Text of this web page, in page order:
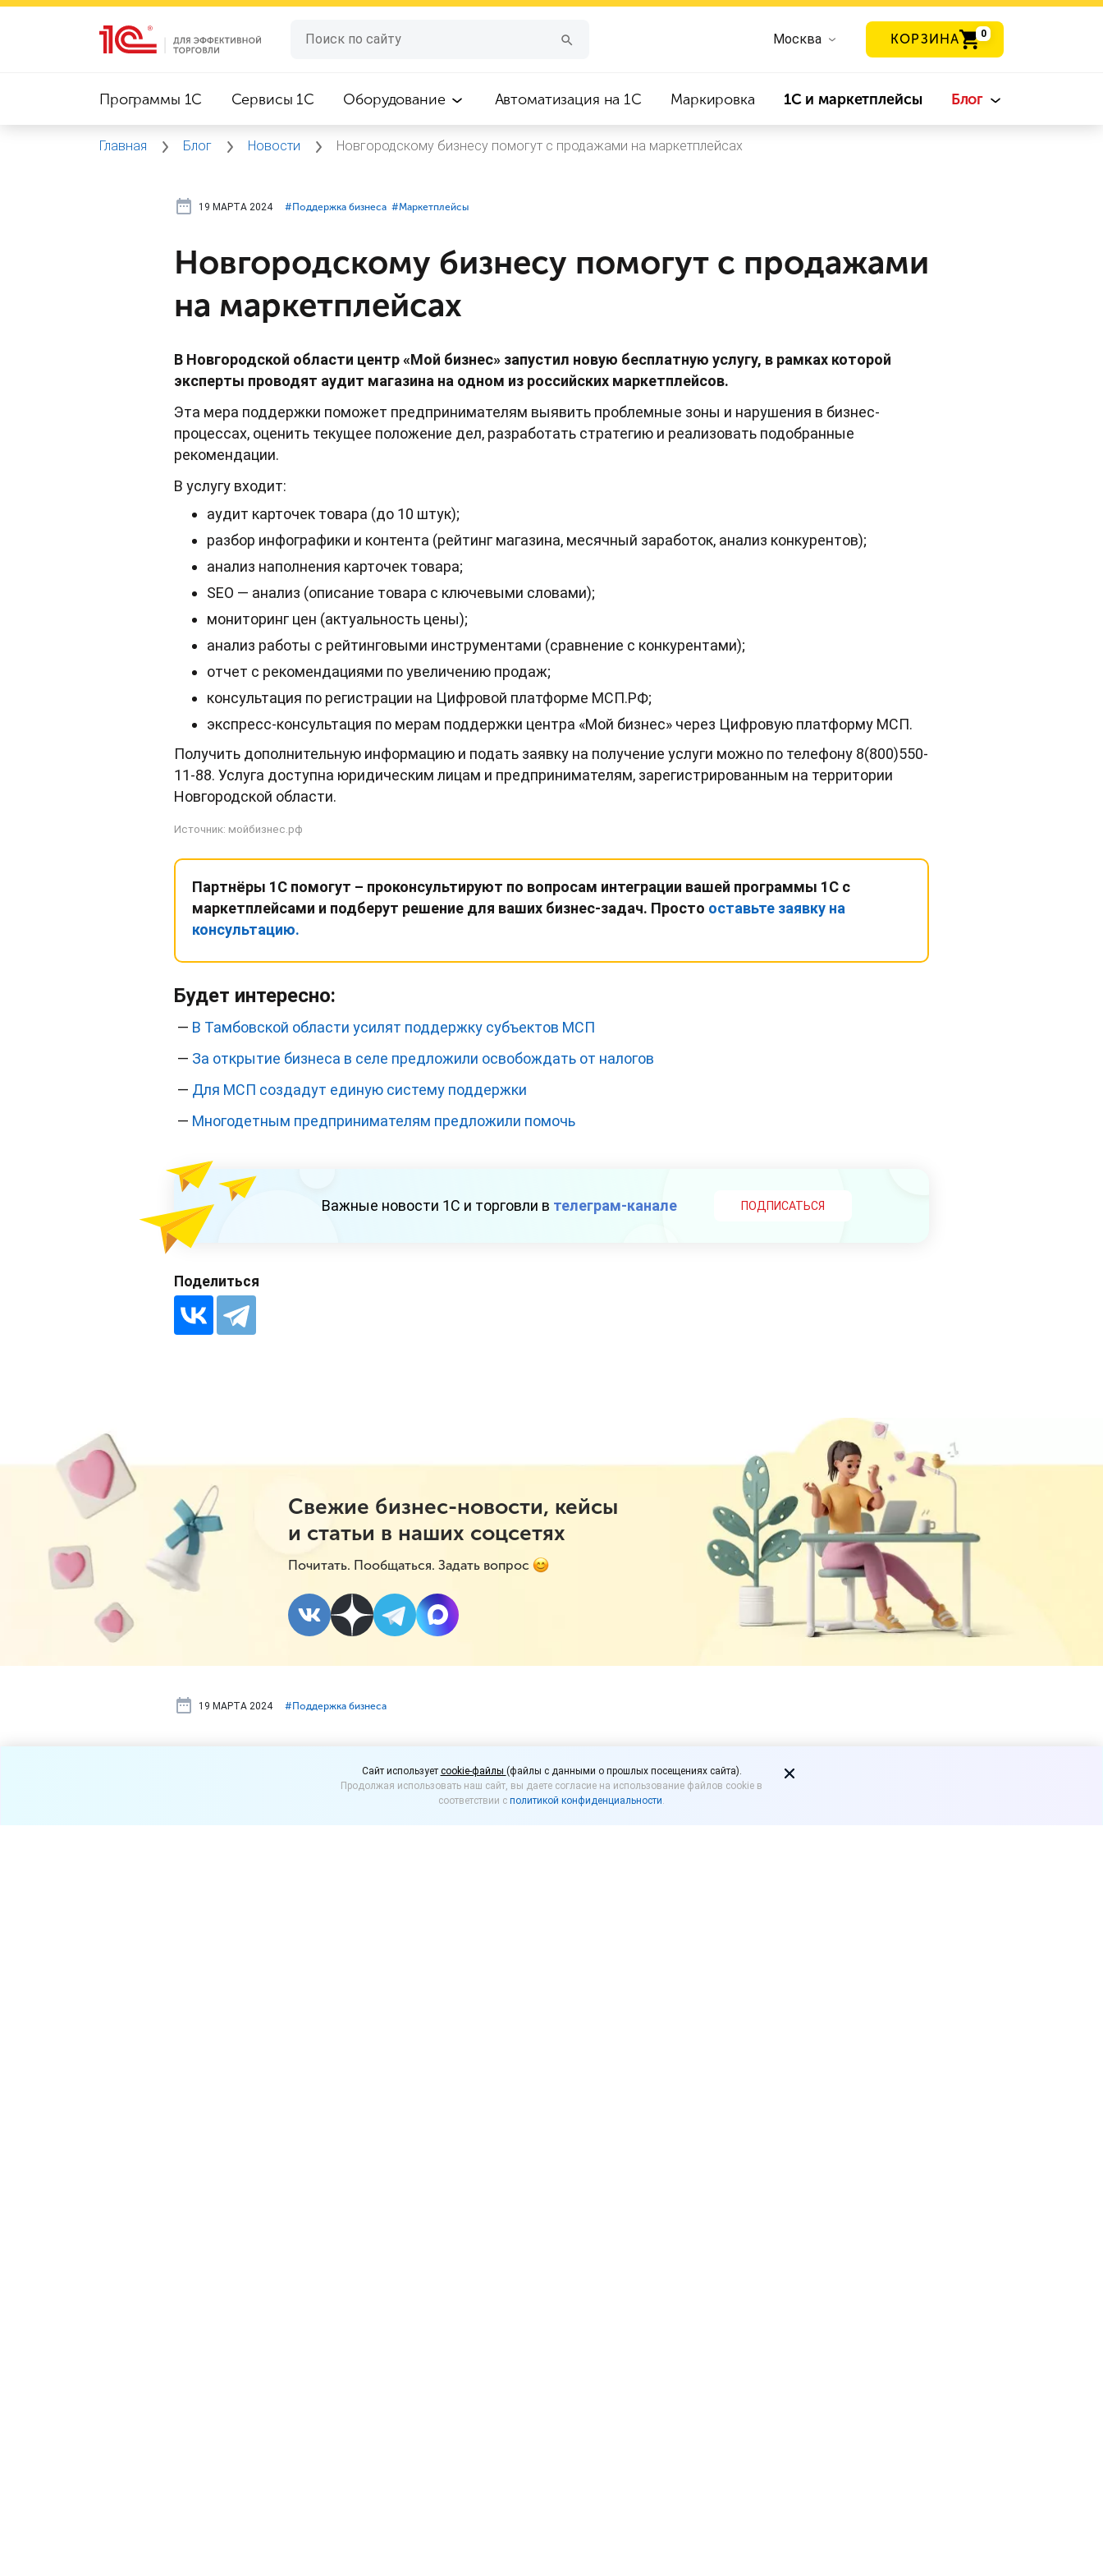
Москва КОРЗИНА 0
Программы 1C Сервисы 1C Оборудование Автоматизация на 1С Маркировка 1С и маркетплейсы Блог
Главная Блог Новости Новгородскому бизнесу помогут с продажами на маркетплейсах
19 МАРТА 2024 #⁣Поддержка бизнеса #⁣Маркетплейсы
Новгородскому бизнесу помогут с продажами
на маркетплейсах
В Новгородской области центр «Мой бизнес» запустил новую бесплатную услугу, в рамках которой
эксперты проводят аудит магазина на одном из российских маркетплейсов.
Эта мера поддержки поможет предпринимателям выявить проблемные зоны и нарушения в бизнес-
процессах, оценить текущее положение дел, разработать стратегию и реализовать подобранные
рекомендации.
В услугу входит:
аудит карточек товара (до 10 штук);
разбор инфографики и контента (рейтинг магазина, месячный заработок, анализ конкурентов);
анализ наполнения карточек товара;
SEO — анализ (описание товара с ключевыми словами);
мониторинг цен (актуальность цены);
анализ работы с рейтинговыми инструментами (сравнение с конкурентами);
отчет с рекомендациями по увеличению продаж;
консультация по регистрации на Цифровой платформе МСП.РФ;
экспресс-консультация по мерам поддержки центра «Мой бизнес» через Цифровую платформу МСП.
Получить дополнительную информацию и подать заявку на получение услуги можно по телефону 8(800)550-
11-88. Услуга доступна юридическим лицам и предпринимателям, зарегистрированным на территории
Новгородской области.
Источник: мойбизнес.рф
Партнёры 1С помогут – проконсультируют по вопросам интеграции вашей программы 1С с
маркетплейсами и подберут решение для ваших бизнес-задач. Просто оставьте заявку на
консультацию.
Будет интересно:
— В Тамбовской области усилят поддержку субъектов МСП
— За открытие бизнеса в селе предложили освобождать от налогов
— Для МСП создадут единую систему поддержки
— Многодетным предпринимателям предложили помочь
Важные новости 1С и торговли в телеграм-канале ПОДПИСАТЬСЯ
Поделиться
Свежие бизнес-новости, кейсы
и статьи в наших соцсетях
Почитать. Пообщаться. Задать вопрос
19 МАРТА 2024 #⁣Поддержка бизнеса
За открытие бизнеса в селе предложили
освобождать от налогов
Cайт использует cookie-файлы (файлы с данными о прошлых посещениях сайта).
Продолжая использовать наш сайт, вы даете согласие на использование файлов cookie в
соответствии с политикой конфиденциальности.